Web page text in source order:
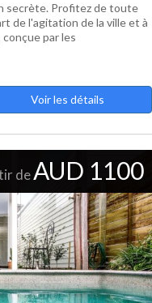
secrète. Profitez de toute
de l'agitation de la ville et à
par les
Voir les détails
deAUD 1100